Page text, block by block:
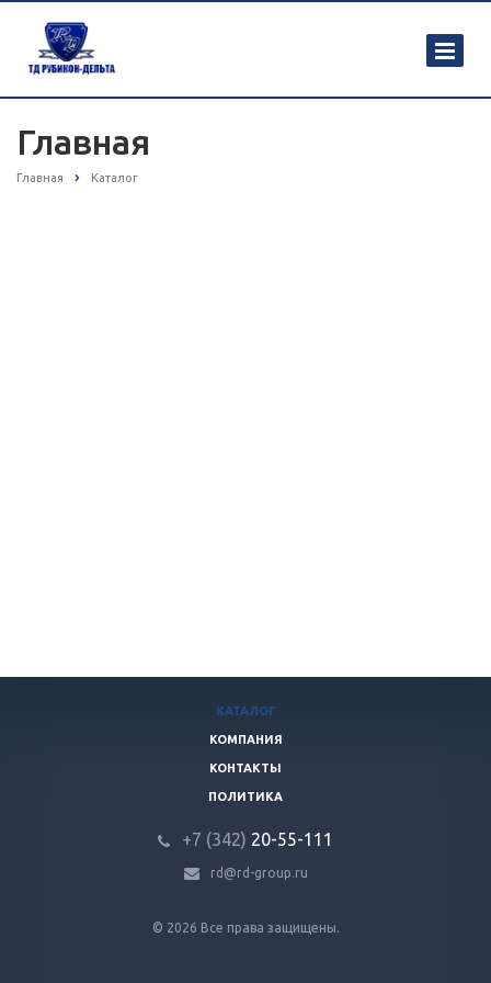
Главная
Главная Каталог
© 2026 Все права защищены.
КАТАЛОГ
КОМПАНИЯ
КОНТАКТЫ
ПОЛИТИКА
+7 (342) 20-55-111
rd@rd-group.ru